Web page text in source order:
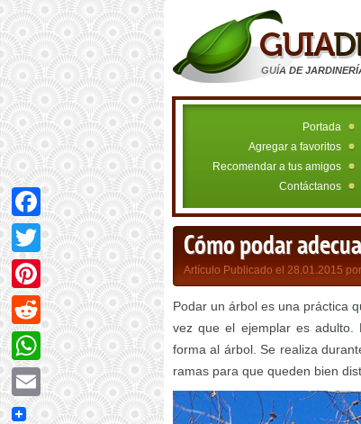
GUÍA DE
Portada
Agregar a favoritos
Recomendar a tus amigos
Contáctanos
Cómo podar
Artículo Publicado el 28.01.2015 por
Podar un árbol es una práctica
vez que el ejemplar es
forma al árbol. Se realiza
ramas para que queden bien
Facebook
Twitter
Pinterest
Reddit
WhatsApp
Email